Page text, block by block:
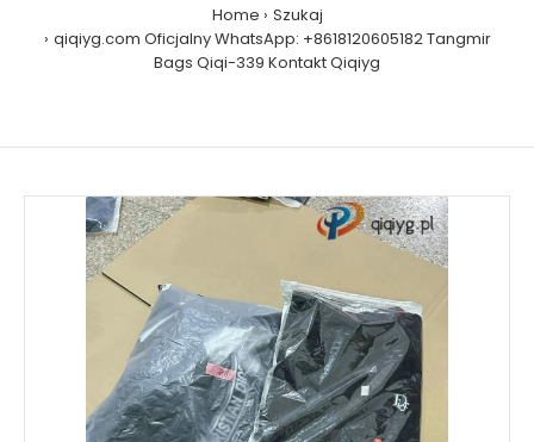
Home
Szukaj
qiqiyg.com Oficjalny WhatsApp: +8618120605182 Tangmir
Bags Qiqi-339 Kontakt Qiqiyg